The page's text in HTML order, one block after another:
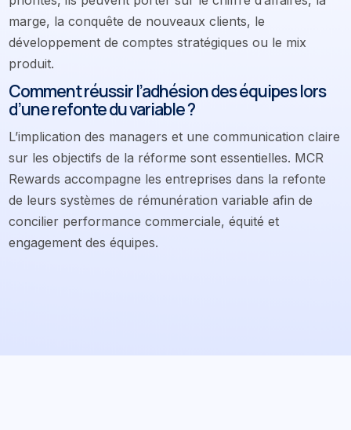
marge, la conquête de nouveaux clients, le
développement de comptes stratégiques ou le mix
produit.
Comment réussir l’adhésion des équipes lors
d’une refonte du variable ?
L’implication des managers et une communication claire
sur les objectifs de la réforme sont essentielles. MCR
Rewards accompagne les entreprises dans la refonte
de leurs systèmes de rémunération variable afin de
concilier performance commerciale, équité et
engagement des équipes.